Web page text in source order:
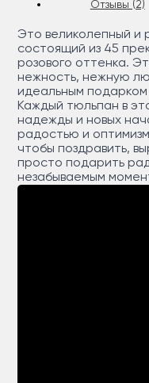
Отзывы (2)
Это великолепный и
состоящий из 45
розового оттенка.
нежность, нежную
идеальным
Каждый тюльпан в
надежды и новых
радостью и
чтобы поздравить,
просто подарить
незабываемым